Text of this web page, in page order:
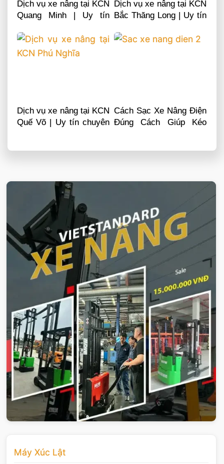
VIETSTANDARD VIỆT NAM
Xe-nang
Máy Xúc Lật
Dịch vụ xe nâng tại KCN
Quang Minh | Uy tín
0868481555
Dịch vụ xe nâng tại KCN
Bắc Thăng Long | Uy tín
0868481555
Dịch vụ xe nâng tại KCN
Quế Võ | Uy tín chuyên
Cách Sạc Xe Nâng Điện
Đúng Cách Giúp Kéo